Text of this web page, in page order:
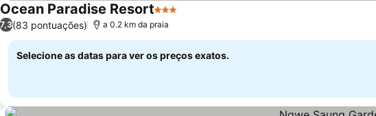
Ocean Paradise Resort3 Estrelas
7,3(83 pontuações) a 0.2 km da praia
Selecione as datas para ver os preços exatos.